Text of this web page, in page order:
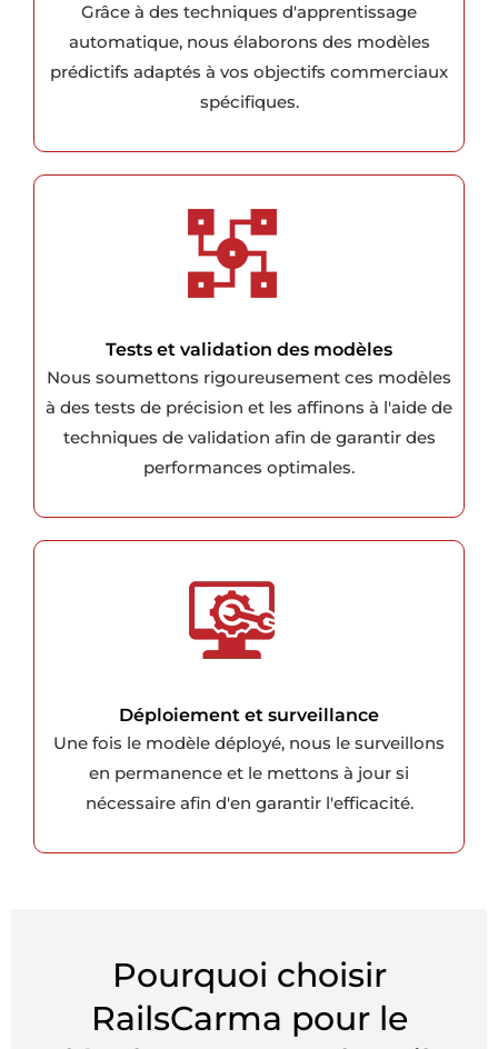
Grâce à des techniques d'apprentissage
automatique, nous élaborons des modèles
prédictifs adaptés à vos objectifs commerciaux
spécifiques.
Tests et validation des modèles
Nous soumettons rigoureusement ces modèles
à des tests de précision et les affinons à l'aide de
techniques de validation afin de garantir des
performances optimales.
Déploiement et surveillance
Une fois le modèle déployé, nous le surveillons
en permanence et le mettons à jour si
nécessaire afin d'en garantir l'efficacité.
Pourquoi choisir
RailsCarma pour le